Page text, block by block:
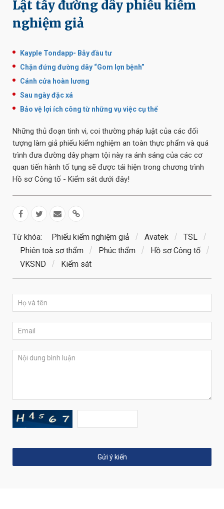
Lật tẩy đường dây phiếu kiểm
nghiệm giả
Kayple Tondapp- Bẫy đầu tư
Chặn đứng đường dây “Gom lợn bệnh”
Cánh cửa hoàn lương
Sau ngày đặc xá
Bảo vệ lợi ích công từ những vụ việc cụ thể
Những thủ đoạn tinh vi, coi thường pháp luật của các đối
tượng làm giả phiếu kiểm nghiệm an toàn thực phẩm và quá
trình đưa đường dây phạm tội này ra ánh sáng của các cơ
quan tiến hành tố tụng sẽ được tái hiện trong chương trình
Hồ sơ Công tố - Kiểm sát dưới đây!
Từ khóa: Phiếu kiểm nghiệm giả Avatek
TSL
Phiên toà sơ thẩm
Phúc thẩm
Hồ sơ Công tố
VKSND
Kiểm sát